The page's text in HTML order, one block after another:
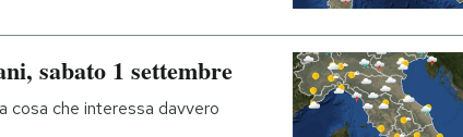
sabato 1 settembre
cosa che interessa davvero